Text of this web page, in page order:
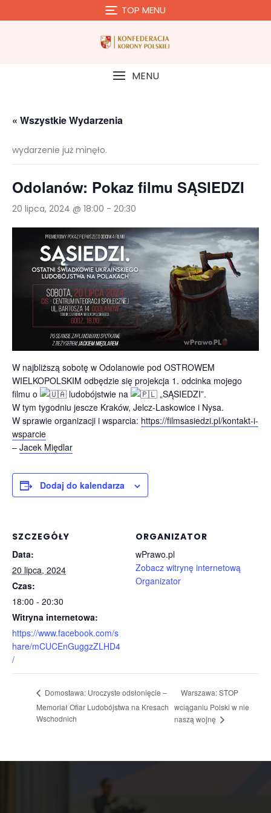
to
TOP MENU
MENU
« Wszystkie Wydarzenia
wydarzenie już minęło.
Odolanów: Pokaz filmu SĄSIEDZI
20 lipca, 2024 @ 18:00 - 20:30
W najbliższą sobotę w Odolanowie pod OSTROWEM
WIELKOPOLSKIM odbędzie się projekcja 1. odcinka mojego
filmu o
ludobójstwie na
„SĄSIEDZI”.
W tym tygodniu jescze Kraków, Jelcz-Laskowice i Nysa.
W sprawie organizacji i wsparcia: https://filmsasiedzi.pl/kontakt-i-
wsparcie
– Jacek Międlar
Dodaj do kalendarza
SZCZEGÓŁY
Data:
20 lipca, 2024
Czas:
18:00 - 20:30
Witryna internetowa:
https://www.facebook.com/s
hare/mCUCEnGuggzZLHD4
/
ORGANIZATOR
wPrawo.pl
Zobacz witrynę internetową
Organizator
Domostawa: Uroczyste odsłonięcie –
Memoriał Ofiar Ludobójstwa na Kresach
Wschodnich
Warszawa: STOP
wciąganiu Polski w nie
naszą wojnę